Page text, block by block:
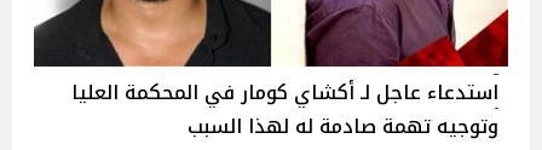
استدعاء عاجل لـ أكشاي كومار في المحكمة العليا
وتوجيه تهمة صادمة له لهذا السبب